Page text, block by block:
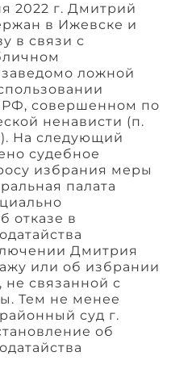
2022 г. Дмитрий
в Ижевске и
в связи с
ложной
совершенном по
ненависти (п.
На следующий
судебное
избрания меры
палата
отказе в
Дмитрия
или об избрании
связанной с
Тем не менее
суд г.
об